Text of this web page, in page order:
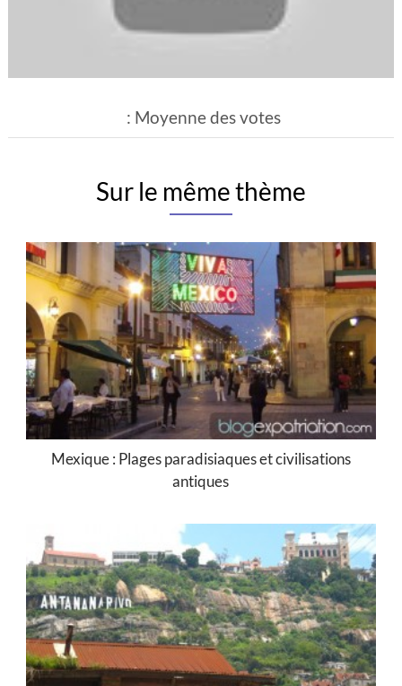
: Moyenne des votes
Sur le même thème
Mexique : Plages paradisiaques et civilisations
antiques